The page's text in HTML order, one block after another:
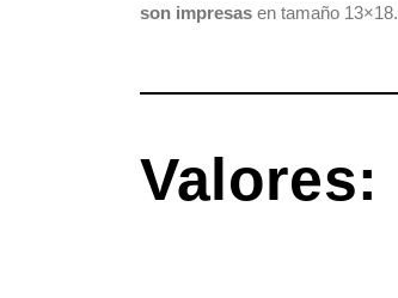
son impresas en tamaño 13×18.
Valores: